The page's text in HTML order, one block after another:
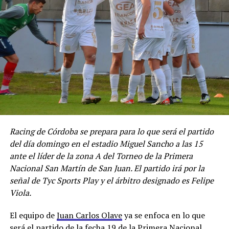
Racing de Córdoba se prepara para lo que será el partido
del día domingo en el estadio Miguel Sancho a las 15
ante el líder de la zona A del Torneo de la Primera
Nacional San Martín de San Juan. El partido irá por la
señal de Tyc Sports Play y el árbitro designado es Felipe
Viola.
El equipo deJuan Carlos Olaveya se enfoca en lo que